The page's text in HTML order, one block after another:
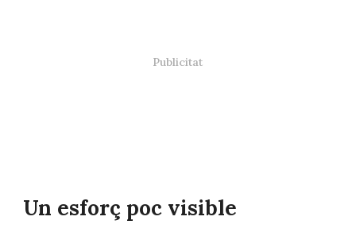
Un esforç poc visible